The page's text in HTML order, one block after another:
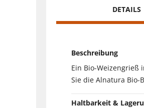
DETAILS
Beschreibung
Ein Bio-Weizengrieß
Sie die Alnatura
Haltbarkeit &